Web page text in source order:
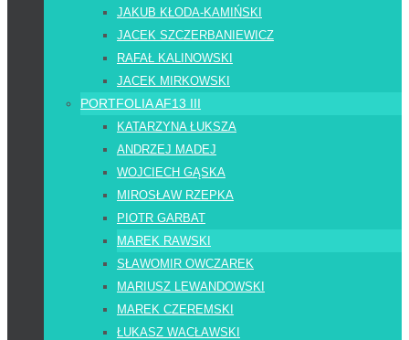
JAKUB KŁODA-KAMIŃSKI
JACEK SZCZERBANIEWICZ
RAFAŁ KALINOWSKI
JACEK MIRKOWSKI
PORTFOLIA AF13 III
KATARZYNA ŁUKSZA
ANDRZEJ MADEJ
WOJCIECH GĄSKA
MIROSŁAW RZEPKA
PIOTR GARBAT
MAREK RAWSKI
SŁAWOMIR OWCZAREK
MARIUSZ LEWANDOWSKI
MAREK CZEREMSKI
ŁUKASZ WACŁAWSKI